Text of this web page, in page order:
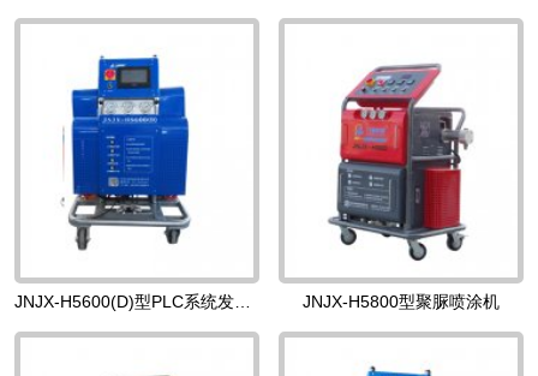
JNJX-H5600(D)型PLC系统发泡机 JNJX-H5800型聚脲喷涂机